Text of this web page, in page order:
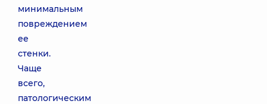
минимальным
повреждением
ее
стенки.
Чаще
всего,
патологическим